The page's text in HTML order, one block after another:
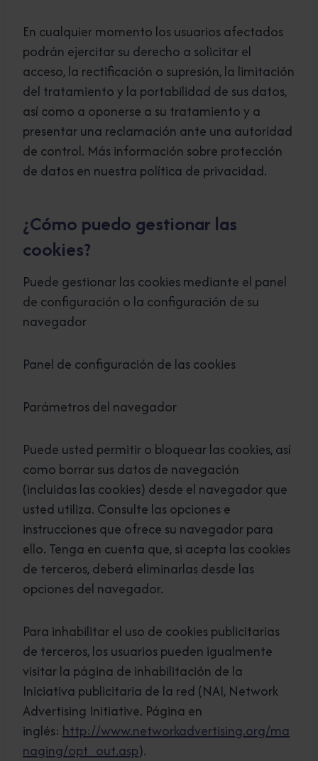
En cualquier momento los usuarios afectados
podrán ejercitar su derecho a solicitar el
acceso, la rectificación o supresión, la limitación
del tratamiento y la portabilidad de sus datos,
así como a oponerse a su tratamiento y a
presentar una reclamación ante una autoridad
de control. Más información sobre protección
de datos en nuestra política de privacidad.
¿Cómo puedo gestionar las
cookies?
Puede gestionar las cookies mediante el panel
de configuración o la configuración de su
navegador
Panel de configuración de las cookies
Parámetros del navegador
Puede usted permitir o bloquear las cookies, así
como borrar sus datos de navegación
(incluidas las cookies) desde el navegador que
usted utiliza. Consulte las opciones e
instrucciones que ofrece su navegador para
ello. Tenga en cuenta que, si acepta las cookies
de terceros, deberá eliminarlas desde las
opciones del navegador.
Para inhabilitar el uso de cookies publicitarias
de terceros, los usuarios pueden igualmente
visitar la página de inhabilitación de la
Iniciativa publicitaria de la red (NAI, Network
Advertising Initiative. Página en
inglés: http://www.networkadvertising.org/ma
naging/opt_out.asp).